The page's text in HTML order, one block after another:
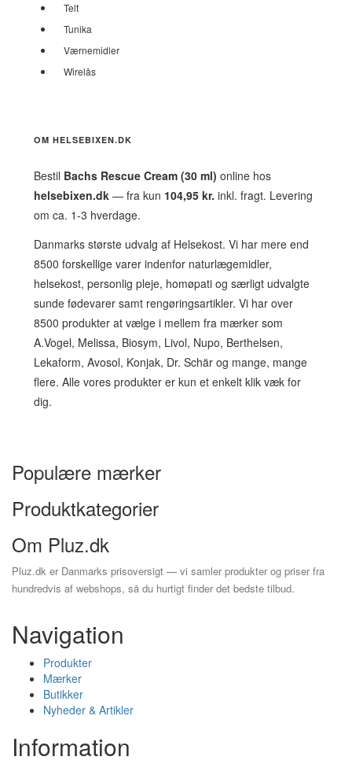
Telt
Tunika
Værnemidler
Wirelås
OM HELSEBIXEN.DK
Bestil Bachs Rescue Cream (30 ml) online hos
helsebixen.dk — fra kun 104,95 kr. inkl. fragt. Levering
om ca. 1-3 hverdage.
Danmarks største udvalg af Helsekost. Vi har mere end
8500 forskellige varer indenfor naturlægemidler,
helsekost, personlig pleje, homøpati og særligt udvalgte
sunde fødevarer samt rengøringsartikler. Vi har over
8500 produkter at vælge i mellem fra mærker som
A.Vogel, Melissa, Biosym, Livol, Nupo, Berthelsen,
Lekaform, Avosol, Konjak, Dr. Schär og mange, mange
flere. Alle vores produkter er kun et enkelt klik væk for
dig.
Populære mærker
Produktkategorier
Om Pluz.dk
Pluz.dk er Danmarks prisoversigt — vi samler produkter og priser fra
hundredvis af webshops, så du hurtigt finder det bedste tilbud.
Navigation
Produkter
Mærker
Butikker
Nyheder & Artikler
Information